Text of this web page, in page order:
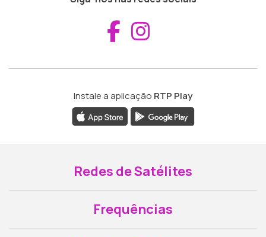
Aceder ao
Instale a aplicação RTP Play
Redes de Satélites
Frequências